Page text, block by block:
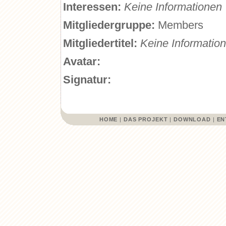
Interessen: Keine Informationen
Mitgliedergruppe: Members
Mitgliedertitel: Keine
Avatar:
Signatur:
HOME | DAS PROJEKT | DOWNLOAD |